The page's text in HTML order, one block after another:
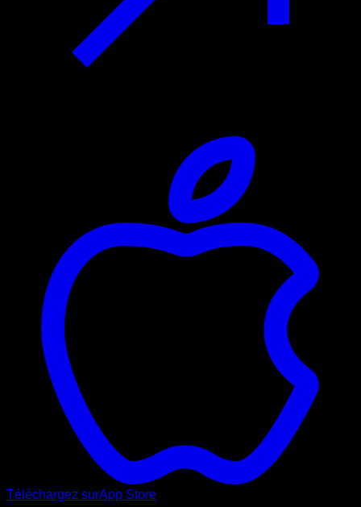
Téléchargez surApp Store